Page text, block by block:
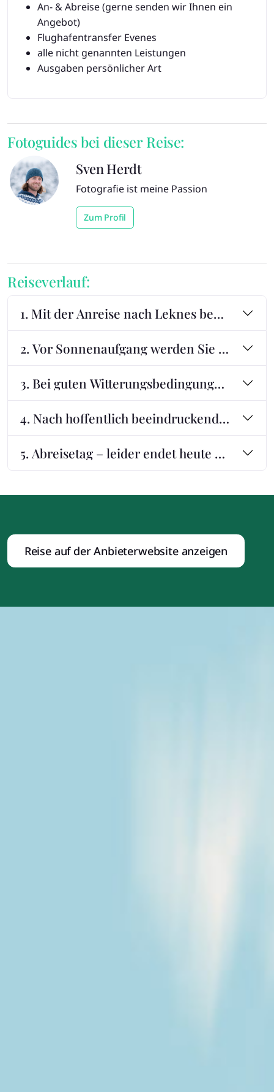
An- & Abreise (gerne senden wir Ihnen ein
Angebot)
Flughafentransfer Evenes
alle nicht genannten Leistungen
Ausgaben persönlicher Art
Fotoguides bei dieser Reise:
Sven Herdt
Fotografie ist meine Passion
Zum Profil
Reiseverlauf:
1. Mit der Anreise nach Leknes beginnt die
2. Vor Sonnenaufgang werden Sie bereits
3. Bei guten Witterungsbedingungen
4. Nach hoffentlich beeindruckenden
5. Abreisetag – leider endet heute die
Reise auf der Anbieterwebsite anzeigen